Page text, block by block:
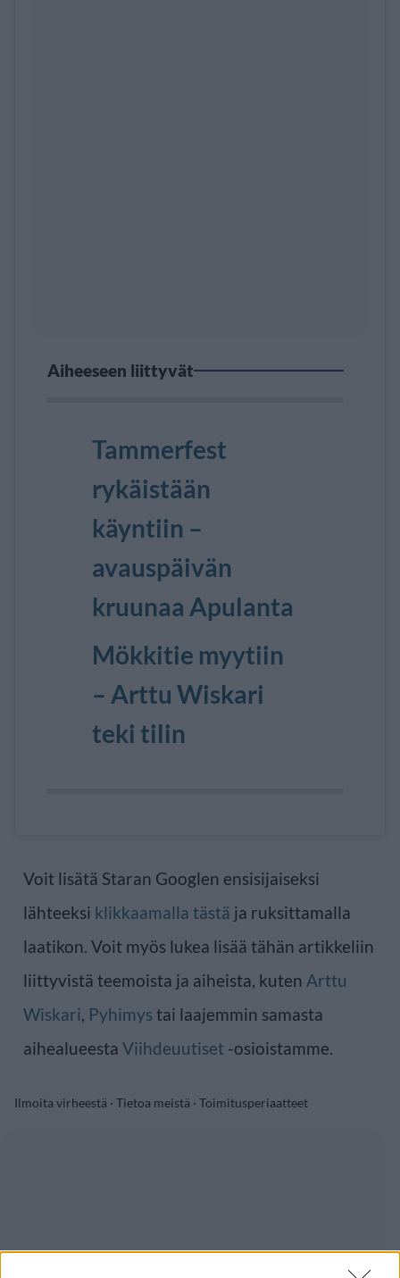
Aiheeseen liittyvät
Tammerfest
rykäistään
käyntiin –
avauspäivän
kruunaa Apulanta
Mökkitie myytiin
– Arttu Wiskari
teki tilin
Voit lisätä Staran Googlen ensisijaiseksi
lähteeksi klikkaamalla tästä ja ruksittamalla
laatikon. Voit myös lukea lisää tähän artikkeliin
liittyvistä teemoista ja aiheista, kuten Arttu
Wiskari, Pyhimys tai laajemmin samasta
aihealueesta Viihdeuutiset -osioistamme.
Ilmoita virheestä · Tietoa meistä · Toimitusperiaatteet